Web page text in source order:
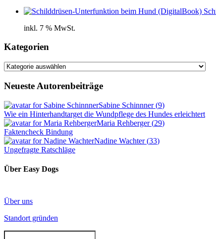
inkl. 7 % MwSt.
Kategorien
Kategorien
Neueste Autorenbeiträge
Sabine Schinnner(9)
Wie ein Hinterhandtarget die Wundpflege des Hundes erleichtert
Maria Rehberger(29)
Faktencheck Bindung
Nadine Wachter(33)
Ungefragte Ratschläge
Über Easy Dogs
Über uns
Standort gründen